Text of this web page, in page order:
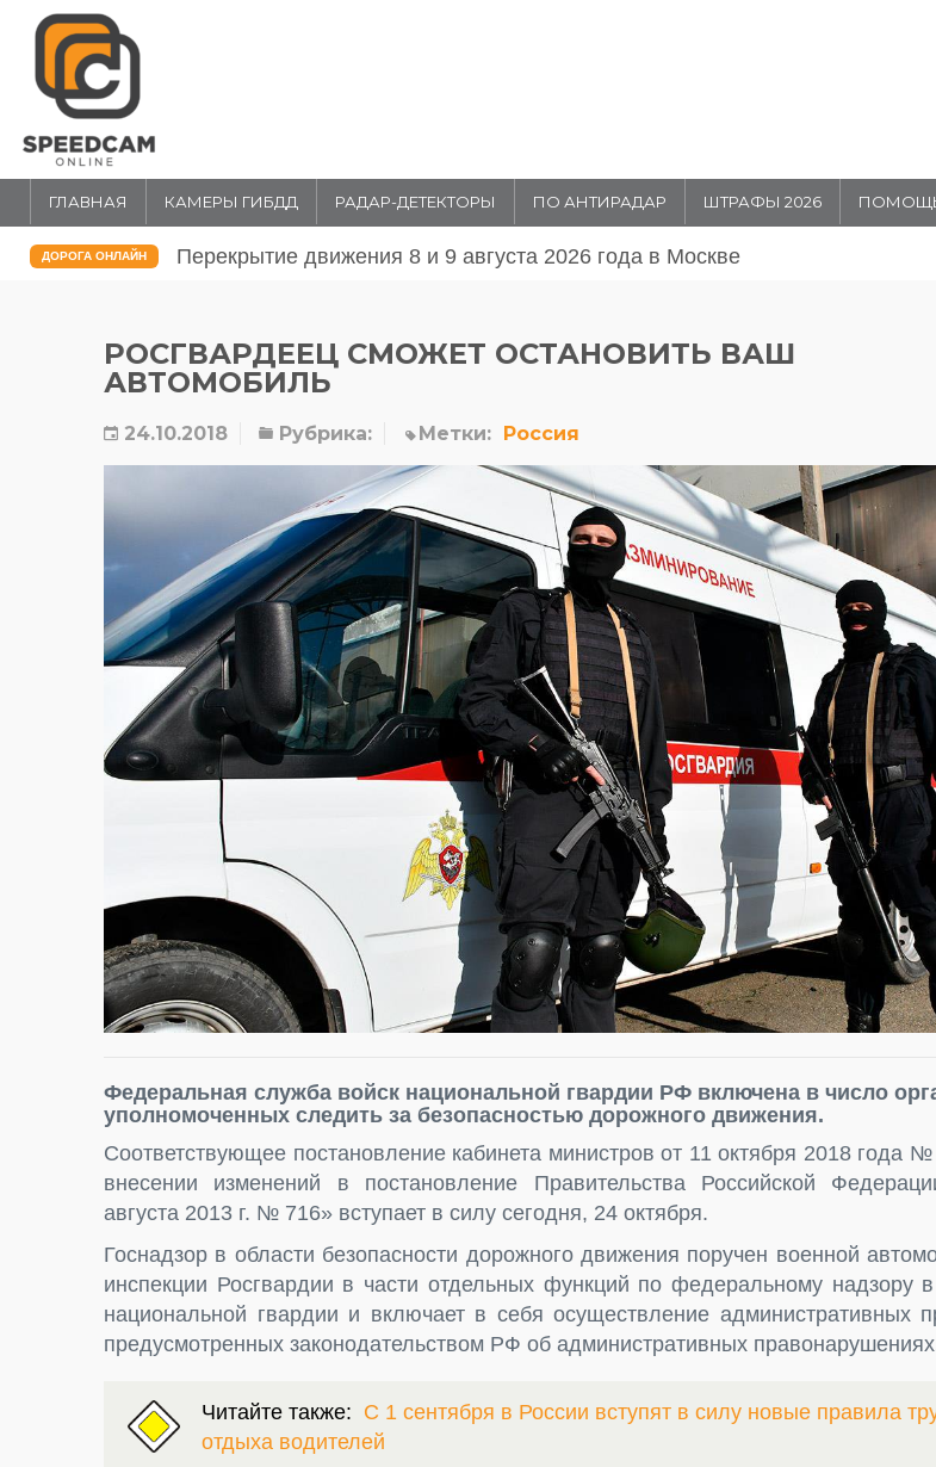
ГЛАВНАЯ КАМЕРЫ ГИБДД РАДАР-ДЕТЕКТОРЫ ПО АНТИРАДАР ШТРАФЫ 2026
ДОРОГА ОНЛАЙН Перекрытие движения 31 июля и 1 августа 20026 года в Москве
РОСГВАРДЕЕЦ СМОЖЕТ ОСТАНОВИТЬ ВАШ
АВТОМОБИЛЬ
24.10.2018 Рубрика: Метки: Россия
Федеральная служба войск национальной гвардии РФ включена в число
уполномоченных следить за безопасностью дорожного движения.
Соответствующее постановление кабинета министров от 11 октября 2018 года
внесении изменений в постановление Правительства Российской
августа 2013 г. № 716» вступает в силу сегодня, 24 октября.
Госнадзор в области безопасности дорожного движения поручен военной
инспекции Росгвардии в части отдельных функций по федеральному надзору
национальной гвардии и включает в себя осуществление административных
предусмотренных законодательством РФ об административных
Читайте также: С 1 сентября в России вступят в силу новые правила
отдыха водителей